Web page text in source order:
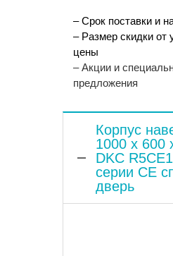
– Срок поставки и
– Размер скидки от
цены
– Акции и
предложения
Корпус
1000 x 600
DKC
серии CE
дверь